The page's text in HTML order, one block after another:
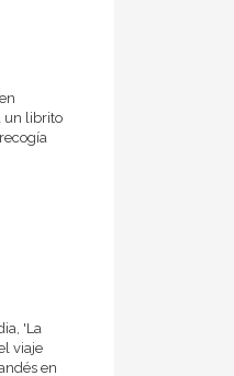
un librito
'La
viaje
en